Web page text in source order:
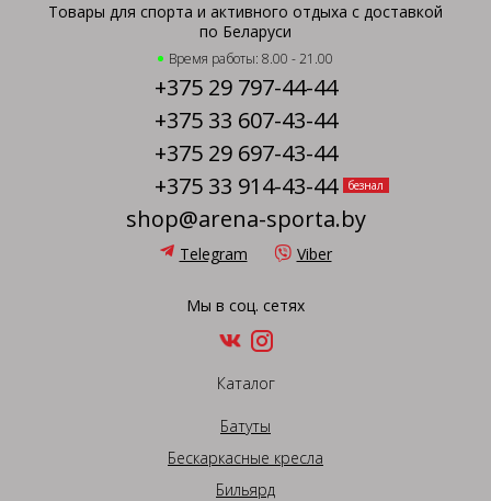
Товары для спорта и активного отдыха с доставкой
по Беларуси
Время работы: 8.00 - 21.00
+375 29 797-44-44
+375 33 607-43-44
+375 29 697-43-44
+375 33 914-43-44
безнал
shop@arena-sporta.by
Telegram Viber
Мы в соц. сетях
Каталог
Батуты
Бескаркасные кресла
Бильярд